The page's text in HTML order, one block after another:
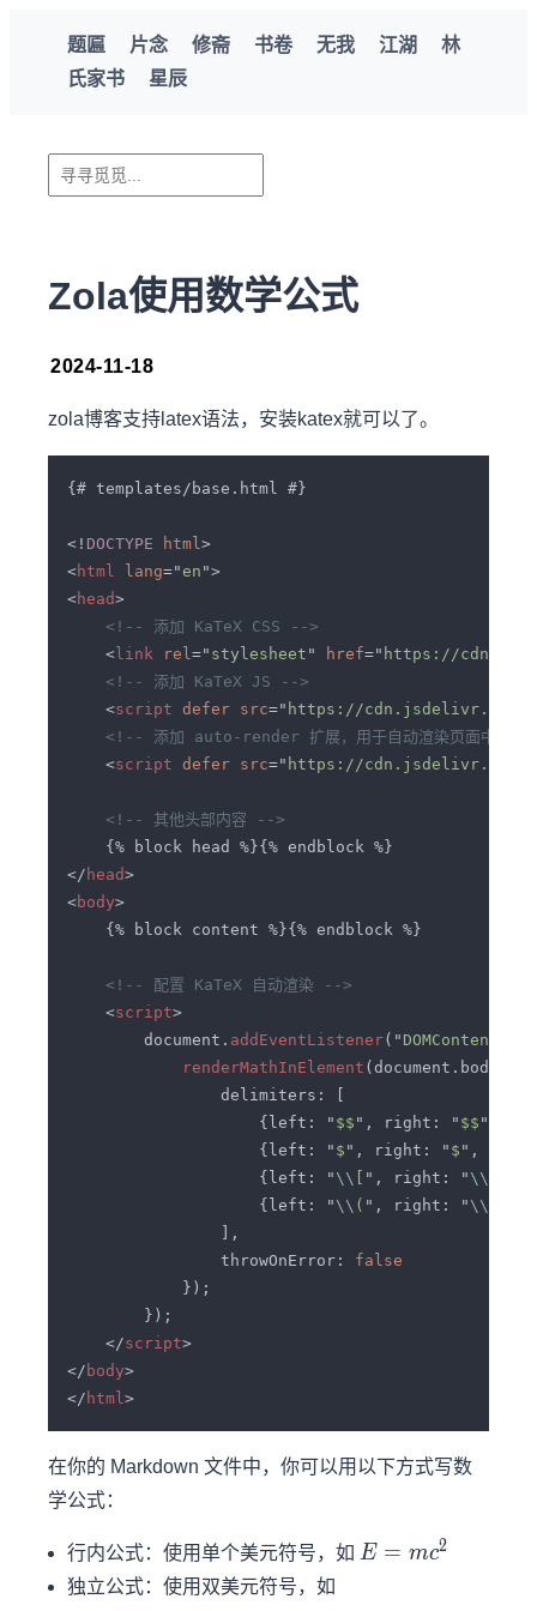
题匾 片念 修斋 书卷 无我 江湖
林
氏家书
星辰
Zola使用数学公式
2024-11-18
zola博客支持latex语法，安装katex就可以了。
<! DOCTYPE html
<html lang="en
<head
    <
link rel =" stylesheet " href=" https://
    <
script defer src=" https://cdn.jsdelivr.net/
    <
script defer src=" https://cdn.jsdelivr.net/
</ head
<body
    <
script
        document.
addEventListener("
renderMathInElement
                    {left: "
$$ ", right: " $$ ",
                    {left: "
$ ", right: " $ ",
                    {left: "
\\ [ ", right: " \\
                    {left: "
\\ ( ", right: " \\
                throwOnError:
    </
script
</ body
</ html
在你的 Markdown 文件中，你可以用以下方式写数
学公式：
行内公式：使用单个美元符号，如 E=mc^2
E = mc2
独立公式：使用双美元符号，如